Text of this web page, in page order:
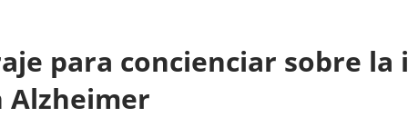
para concienciar sobre la
Alzheimer